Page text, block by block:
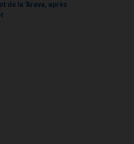
de la 'Arava, après